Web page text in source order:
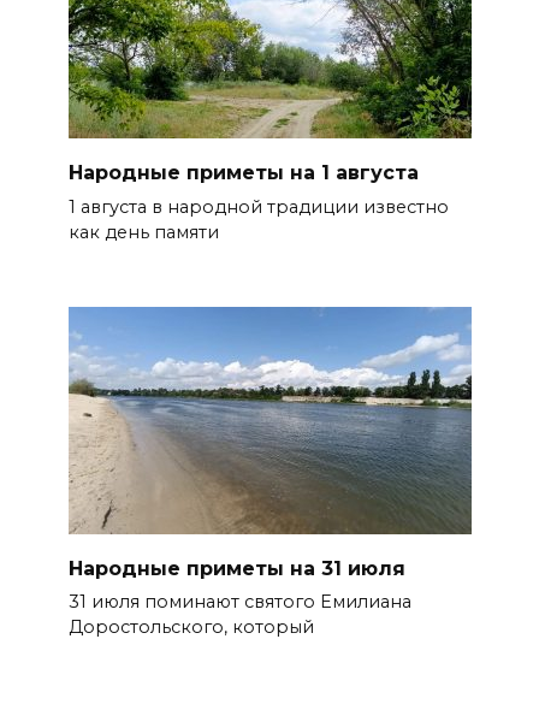
Народные приметы на 1 августа
1 августа в народной традиции известно
как день памяти
Народные приметы на 31 июля
31 июля поминают святого Емилиана
Доростольского, который